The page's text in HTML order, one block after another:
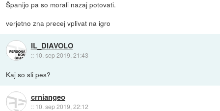
Španijo pa so morali nazaj potovati.
verjetno zna precej vplivat na igro
IL_DIAVOLO
:: 10. sep 2019, 21:43
Kaj so sli pes?
crniangeo
:: 10. sep 2019, 22:12